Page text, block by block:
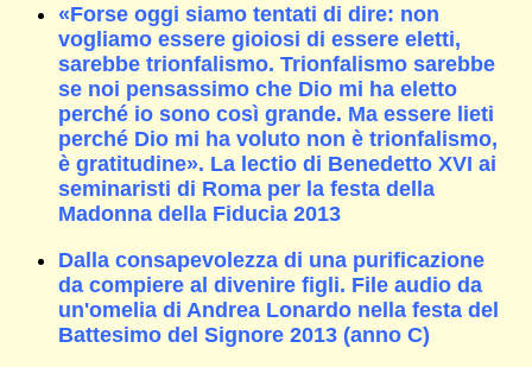
«Forse oggi siamo tentati di dire: non
vogliamo essere gioiosi di essere eletti,
sarebbe trionfalismo. Trionfalismo sarebbe
se noi pensassimo che Dio mi ha eletto
perché io sono così grande. Ma essere lieti
perché Dio mi ha voluto non è trionfalismo,
è gratitudine». La lectio di Benedetto XVI ai
seminaristi di Roma per la festa della
Madonna della Fiducia 2013
Dalla consapevolezza di una purificazione
da compiere al divenire figli. File audio da
un'omelia di Andrea Lonardo nella festa del
Battesimo del Signore 2013 (anno C)